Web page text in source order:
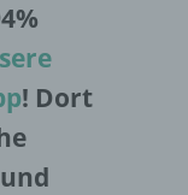
! Dort